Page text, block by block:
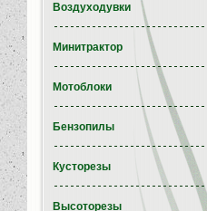
Воздуходувки
Минитрактор
Мотоблоки
Бензопилы
Кусторезы
Высоторезы